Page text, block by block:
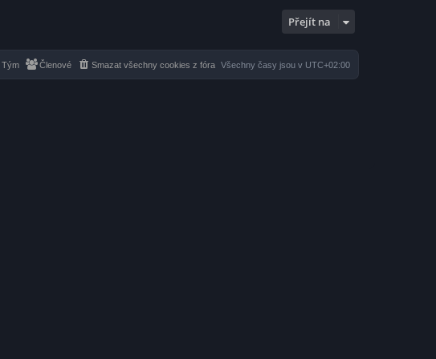
Přejít na
Všechny časy jsou v UTC+02:00
Smazat všechny cookies z fóra
Členové
Tým